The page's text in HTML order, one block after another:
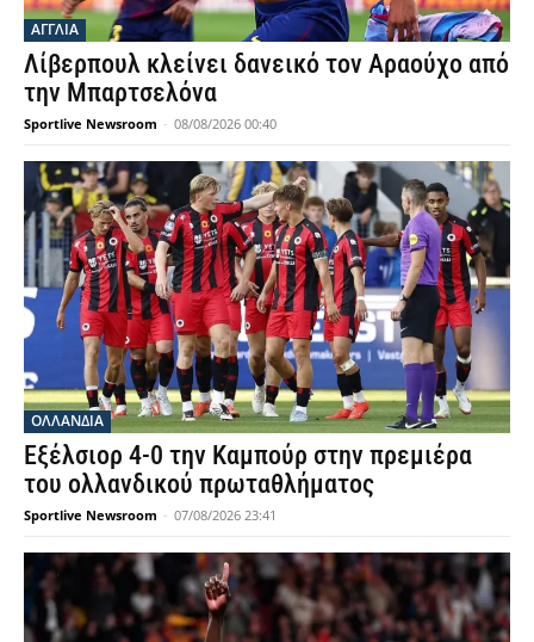
ΑΓΓΛΙΑ
Λίβερπουλ κλείνει δανεικό τον Αραούχο από
την Μπαρτσελόνα
Sportlive Newsroom - 08/08/2026 00:40
OΛΛΑΝΔΊΑ
Εξέλσιορ 4-0 την Καμπούρ στην πρεμιέρα
του ολλανδικού πρωταθλήματος
Sportlive Newsroom - 07/08/2026 23:41